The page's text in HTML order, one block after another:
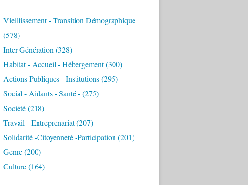
Vieillissement - Transition Démographique
(578)
Inter Génération (328)
Habitat - Accueil - Hébergement(300)
Actions Publiques - Institutions(295)
Social - Aidants - Santé -(275)
Société(218)
Travail - Entreprenariat(207)
Solidarité -citoyenneté -participation (201)
Genre(200)
Culture(164)